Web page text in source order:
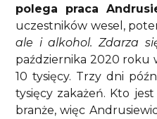
polega praca
uczestników wesel,
ale i alkohol. Zdarza
października 2020 roku
10 tysięcy. Trzy dni
tysięcy zakażeń. Kto
branże, więc